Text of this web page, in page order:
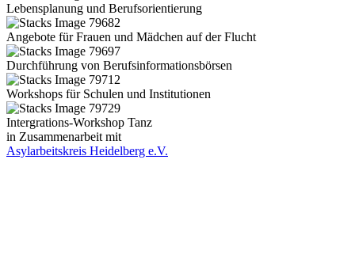
Lebensplanung und Berufsorientierung
Angebote für Frauen und Mädchen auf der Flucht
Durchführung von Berufsinformationsbörsen
Workshops für Schulen und Institutionen
Intergrations-Workshop Tanz
in Zusammenarbeit mit
Asylarbeitskreis Heidelberg e.V.